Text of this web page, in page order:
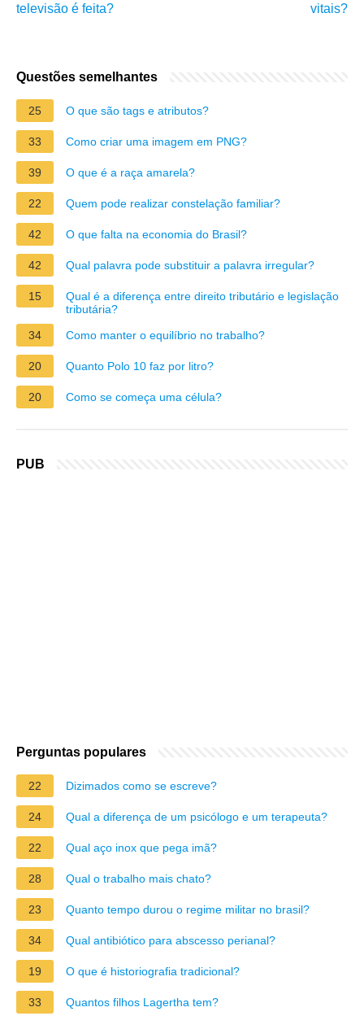
televisão é feita?
vitais?
Questões semelhantes
25 O que são tags e atributos?
33 Como criar uma imagem em PNG?
39 O que é a raça amarela?
22 Quem pode realizar constelação familiar?
42 O que falta na economia do Brasil?
42 Qual palavra pode substituir a palavra irregular?
15
Qual é a diferença entre direito tributário e legislação
tributária?
34
Como manter o equilíbrio no trabalho?
20 Quanto Polo 10 faz por litro?
20 Como se começa uma célula?
PUB
Perguntas populares
22 Dizimados como se escreve?
24 Qual a diferença de um psicólogo e um terapeuta?
22 Qual aço inox que pega imã?
28 Qual o trabalho mais chato?
23 Quanto tempo durou o regime militar no brasil?
34 Qual antibiótico para abscesso perianal?
19 O que é historiografia tradicional?
33 Quantos filhos Lagertha tem?